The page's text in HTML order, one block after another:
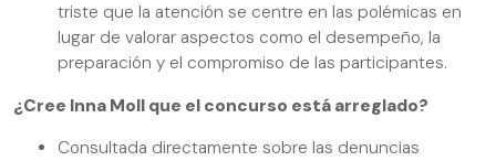
triste que la atención se centre en las polémicas en
lugar de valorar aspectos como el desempeño, la
preparación y el compromiso de las participantes.
¿Cree Inna Moll que el concurso está arreglado?
Consultada directamente sobre las denuncias